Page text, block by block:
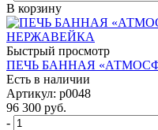
В корзину
Быстрый просмотр
ПЕЧЬ БАННАЯ
Есть в наличии
Артикул: p0048
96 300 руб.
-